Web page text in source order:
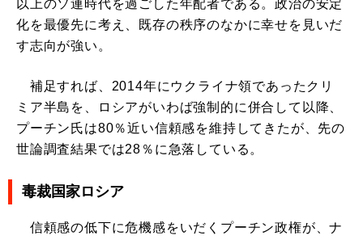
以上のソ連時代を過ごした年配者である。政治の安定
化を最優先に考え、既存の秩序のなかに幸せを見いだ
す志向が強い。
補足すれば、2014年にウクライナ領であったクリ
ミア半島を、ロシアがいわば強制的に併合して以降、
プーチン氏は80％近い信頼感を維持してきたが、先の
世論調査結果では28％に急落している。
毒裁国家ロシア
信頼感の低下に危機感をいだくプーチン政権が、ナ